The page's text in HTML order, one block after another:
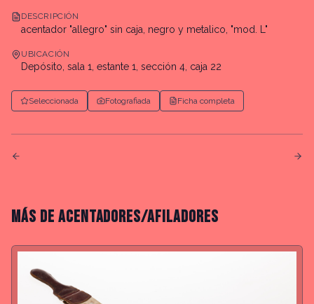
DESCRIPCIÓN
acentador "allegro" sin caja, negro y metalico, "mod. L"
UBICACIÓN
Depósito, sala 1, estante 1, sección 4, caja 22
Seleccionada Fotografiada Ficha completa
MÁS DE ACENTADORES/AFILADORES